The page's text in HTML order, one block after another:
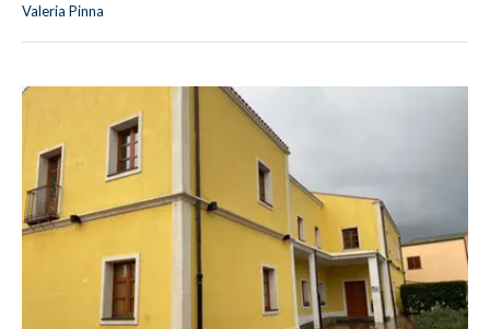
Valeria Pinna